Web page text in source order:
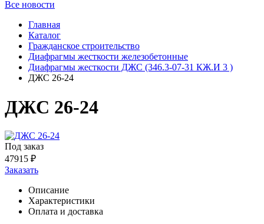
Все новости
Главная
Каталог
Гражданское строительство
Диафрагмы жесткости железобетонные
Диафрагмы жесткости ДЖС (346.3-07-31 КЖ.И 3 )
ДЖС 26-24
ДЖС 26-24
Под заказ
47915 ₽
Заказать
Описание
Характеристики
Оплата и доставка